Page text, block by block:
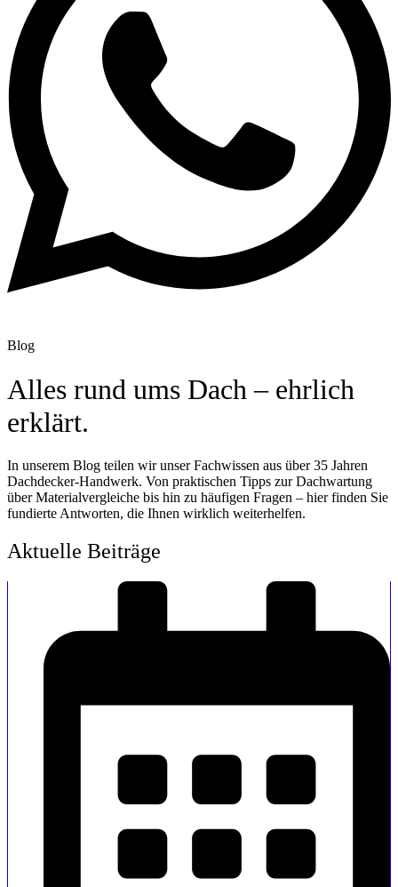
Blog
Alles rund ums Dach – ehrlich
erklärt.
In unserem Blog teilen wir unser Fachwissen aus über 35 Jahren
Dachdecker-Handwerk. Von praktischen Tipps zur Dachwartung
über Materialvergleiche bis hin zu häufigen Fragen – hier finden Sie
fundierte Antworten, die Ihnen wirklich weiterhelfen.
Aktuelle Beiträge